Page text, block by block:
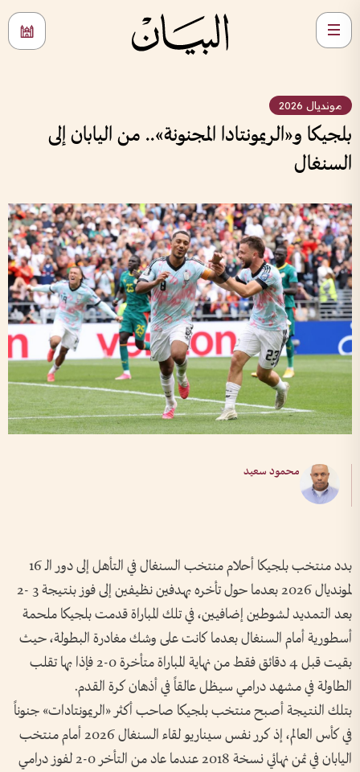
مونديال 2026
بلجيكا و«الريمونتادا المجنونة».. من اليابان إلى
السنغال
محمود سعيد
بدد منتخب بلجيكا أحلام منتخب السنغال في التأهل إلى دور الـ 16
لمونديال 2026 بعدما حول تأخره بهدفين نظيفين إلى فوز بنتيجة 3 -2
بعد التمديد لشوطين إضافيين، في تلك المباراة قدمت بلجيكا ملحمة
أسطورية أمام السنغال بعدما كانت على وشك مغادرة البطولة، حيث
بقيت قبل 4 دقائق فقط من نهاية المباراة متأخرة 0-2 فإذا بها تقلب
الطاولة في مشهد درامي سيظل عالقاً في أذهان كرة القدم.
بتلك النتيجة أصبح منتخب بلجيكا صاحب أكثر «الريمونتادات» جنوناً
في كأس العالم، إذ كرر نفس سيناريو لقاء السنغال 2026 أمام منتخب
اليابان في ثمن نهائي نسخة 2018 عندما عاد من التأخر 0-2 لفوز درامي